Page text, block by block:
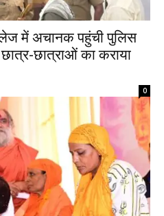
में अचानक पहुंची पुलिस
छात्राओं का कराया
0